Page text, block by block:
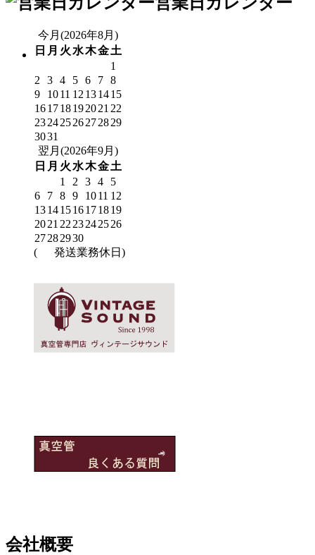
今月(2026年8月)
日 月 火 水木金土
1
2
3 4 5 6 7 8
9
1011 12 131415
161718192021 22
23242526272829
3031
翌月(2026年9月)
日 月 火 水木金土
1
2 3 4
5
6
7 8 9 1011 12
13141516171819
2021 22 23242526
27282930
(
発送業務休日)
会社概要